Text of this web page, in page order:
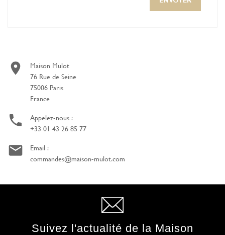

Maison Mulot
76 Rue de Seine
75006 Paris
France

Appelez-nous :
+33 01 43 26 85 77

Email :
commandes@maison-mulot.com
Suivez l'actualité de la Maison